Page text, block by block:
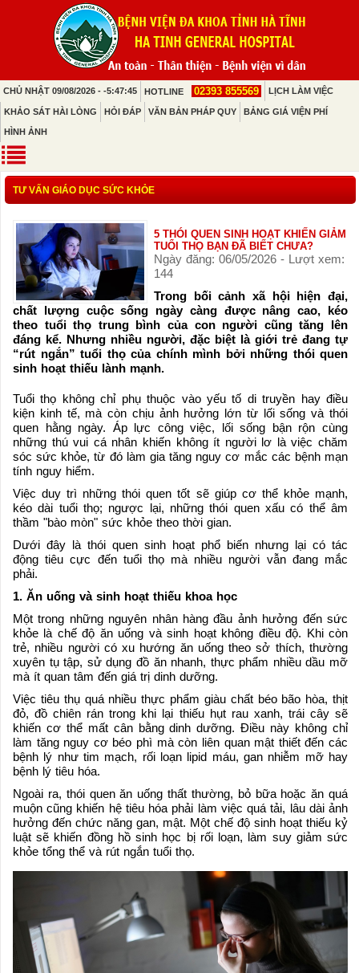
CHỦ NHẬT 09/08/2026 - -5:47:45 HOTLINE 02393 855569 LỊCH LÀM VIỆC
KHẢO SÁT HÀI LÒNG HỎI ĐÁP VĂN BẢN PHÁP QUY BẢNG GIÁ VIỆN PHÍ
HÌNH ẢNH
TƯ VẤN GIÁO DỤC SỨC KHỎE
5 THÓI QUEN SINH HOẠT KHIẾN GIẢM
TUỔI THỌ BẠN ĐÃ BIẾT CHƯA?
Ngày đăng: 06/05/2026 - Lượt xem:
144
Trong bối cảnh xã hội hiện đại,
chất lượng cuộc sống ngày càng được nâng cao, kéo
theo tuổi thọ trung bình của con người cũng tăng lên
đáng kể. Nhưng nhiều người, đặc biệt là giới trẻ đang tự
“rút ngắn” tuổi thọ của chính mình bởi những thói quen
sinh hoạt thiếu lành mạnh.
Tuổi thọ không chỉ phụ thuộc vào yếu tố di truyền hay điều
kiện kinh tế, mà còn chịu ảnh hưởng lớn từ lối sống và thói
quen hằng ngày. Áp lực công việc, lối sống bận rộn cùng
những thú vui cá nhân khiến không ít người lơ là việc chăm
sóc sức khỏe, từ đó làm gia tăng nguy cơ mắc các bệnh mạn
tính nguy hiểm.
Việc duy trì những thói quen tốt sẽ giúp cơ thể khỏe mạnh,
kéo dài tuổi thọ; ngược lại, những thói quen xấu có thể âm
thầm "bào mòn" sức khỏe theo thời gian.
Dưới đây là thói quen sinh hoạt phổ biến nhưng lại có tác
động tiêu cực đến tuổi thọ mà nhiều người vẫn đang mắc
phải.
1. Ăn uống và sinh hoạt thiếu khoa học
Một trong những nguyên nhân hàng đầu ảnh hưởng đến sức
khỏe là chế độ ăn uống và sinh hoạt không điều độ. Khi còn
trẻ, nhiều người có xu hướng ăn uống theo sở thích, thường
xuyên tụ tập, sử dụng đồ ăn nhanh, thực phẩm nhiều dầu mỡ
mà ít quan tâm đến giá trị dinh dưỡng.
Việc tiêu thụ quá nhiều thực phẩm giàu chất béo bão hòa, thịt
đỏ, đồ chiên rán trong khi lại thiếu hụt rau xanh, trái cây sẽ
khiến cơ thể mất cân bằng dinh dưỡng. Điều này không chỉ
làm tăng nguy cơ béo phì mà còn liên quan mật thiết đến các
bệnh lý như tim mạch, rối loạn lipid máu, gan nhiễm mỡ hay
bệnh lý tiêu hóa.
Ngoài ra, thói quen ăn uống thất thường, bỏ bữa hoặc ăn quá
muộn cũng khiến hệ tiêu hóa phải làm việc quá tải, lâu dài ảnh
hưởng đến chức năng gan, mật. Một chế độ sinh hoạt thiếu kỷ
luật sẽ khiến đồng hồ sinh học bị rối loạn, làm suy giảm sức
khỏe tổng thể và rút ngắn tuổi thọ.